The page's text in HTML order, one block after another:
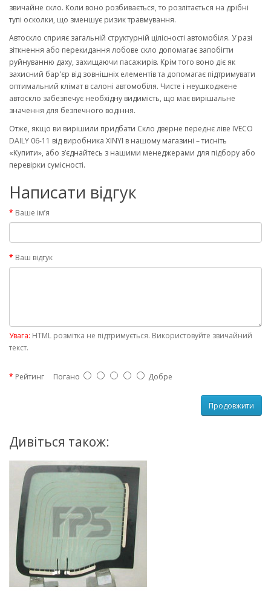
звичайне скло. Коли воно розбивається, то розлітається на дрібні
тупі осколки, що зменшує ризик травмування.
Автоскло сприяє загальній структурній цілісності автомобіля. У разі
зіткнення або перекидання лобове скло допомагає запобігти
руйнуванню даху, захищаючи пасажирів. Крім того воно діє як
захисний бар'єр від зовнішніх елементів та допомагає підтримувати
оптимальний клімат в салоні автомобіля. Чисте і неушкоджене
автоскло забезпечує необхідну видимість, що має вирішальне
значення для безпечного водіння.
Отже, якщо ви вирішили придбати Скло дверне переднє ліве IVECO
DAILY 06-11 від виробника XINYI в нашому магазині – тисніть
«Купити», або з’єднайтесь з нашими менеджерами для підбору або
перевірки сумісності.
Написати відгук
Ваше ім’я
Ваш відгук
Увага: HTML розмітка не підтримується. Використовуйте звичайний
текст.
Рейтинг Погано Добре
Продовжити
Дивіться також: